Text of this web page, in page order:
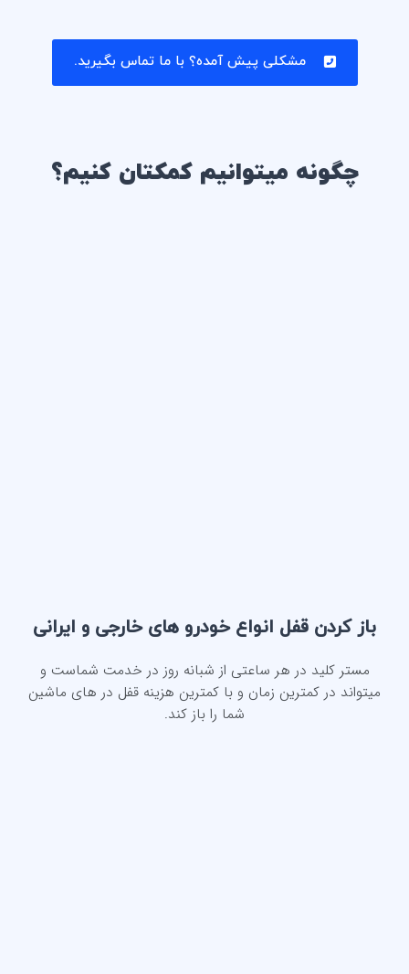
مشکلی پیش آمده؟ با ما تماس بگیرید.
چگونه میتوانیم کمکتان کنیم؟
باز کردن قفل انواع خودرو های خارجی و ایرانی
مستر کلید در هر ساعتی از شبانه روز در خدمت شماست و
میتواند در کمترین زمان و با کمترین هزینه قفل در های ماشین
شما را باز کند.